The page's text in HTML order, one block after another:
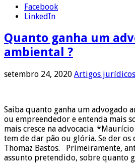
Facebook
LinkedIn
Quanto ganha um
ambiental ?
setembro 24, 2020 Artigos jurídicos
Saiba quanto ganha um advogado
ou empreendedor e entenda mais
mais cresce na advocacia.
tem de dar pão ou glória. Se der
Thomaz Bastos. Primeiramente,
assunto pretendido, sobre quanto